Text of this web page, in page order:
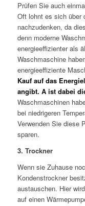
Prüfen Sie auch
Oft lohnt es sich über
nachzudenken, da
denn moderne
energieeffizienter als
Waschmaschine
energieeffiziente
Kauf auf das
angibt. A ist dabei
Waschmaschinen
bei niedrigeren
Verwenden Sie diese
sparen.
3. Trockner
Wenn sie Zuhause
Kondenstrockner
austauschen. Hier
auf einen